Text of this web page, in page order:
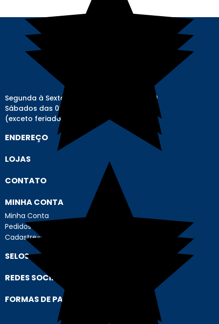
Segunda à Sexta-feira das 08h00 às 17h00
Sábados das 08h00 às 12h00
(exceto feriados)
ENDEREÇO
LOJAS
CONTATO
MINHA CONTA
Minha Conta
Pedidos
Cadastre-se
SELOS
REDES SOCIAIS
FORMAS DE PAGAMENTO